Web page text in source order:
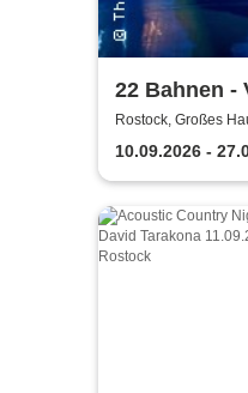
22 Bahnen -
Rostock
Rostock, Großes
10.09.2026 -